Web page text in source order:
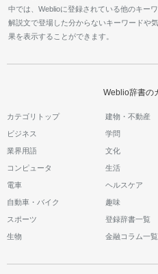
中では、Weblioに登録されている他のキー
解説文で登場した分からないキーワードや
果を表示することができます。
Weblio辞書の
カテゴリトップ 建物・不動産
ビジネス 学問
業界用語 文化
コンピュータ 生活
電車 ヘルスケア
自動車・バイク 趣味
スポーツ 登録辞書一覧
生物 金融コラム一覧